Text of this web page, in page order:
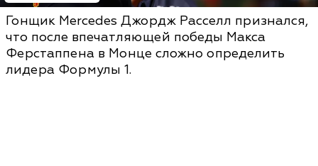
Гонщик Mercedes Джордж Расселл признался,
что после впечатляющей победы Макса
Ферстаппена в Монце сложно определить
лидера Формулы 1.